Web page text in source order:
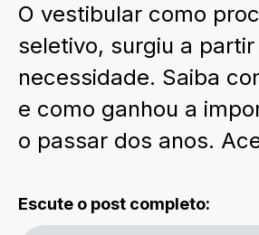
O vestibular como
seletivo, surgiu a
necessidade. Saiba
e como ganhou a
o passar dos anos.
Escute o post completo: